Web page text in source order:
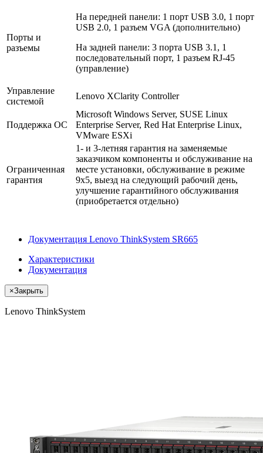
Порты и
разъемы
На передней панели: 1 порт USB 3.0, 1 порт
USB 2.0, 1 разъем VGA (дополнительно)
На задней панели: 3 порта USB 3.1, 1
последовательный порт, 1 разъем RJ-45
(управление)
Управление
системой
Lenovo XClarity Controller
Поддержка ОС
Microsoft Windows Server, SUSE Linux
Enterprise Server, Red Hat Enterprise Linux,
VMware ESXi
Ограниченная
гарантия
1- и 3-летняя гарантия на заменяемые
заказчиком компоненты и обслуживание на
месте установки, обслуживание в режиме
9x5, выезд на следующий рабочий день,
улучшение гарантийного обслуживания
(приобретается отдельно)
Документация Lenovo ThinkSystem SR665
Характеристики
Документация
×Закрыть
Lenovo ThinkSystem